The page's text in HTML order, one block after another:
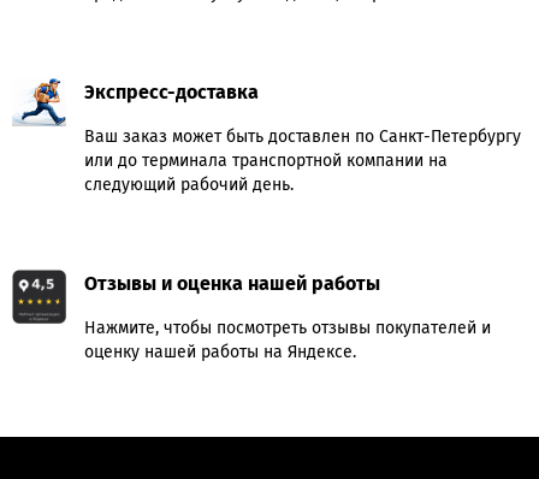
Экспресс-доставка
Ваш заказ может быть доставлен по Санкт-Петербургу
или до терминала транспортной компании на
следующий рабочий день.
Отзывы и оценка нашей работы
Нажмите, чтобы посмотреть отзывы покупателей и
оценку нашей работы на Яндексе.